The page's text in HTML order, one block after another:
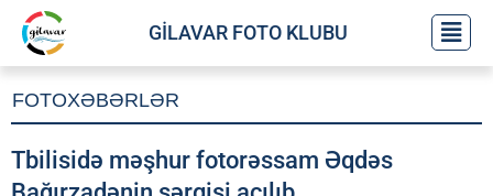
GİLAVAR FOTO KLUBU
FOTOXƏBƏRLƏR
Tbilisidə məşhur fotorəssam Əqdəs